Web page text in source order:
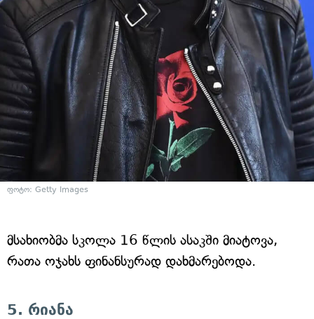
ფოტო: Getty Images
მსახიობმა სკოლა 16 წლის ასაკში მიატოვა,
რათა ოჯახს ფინანსურად დახმარებოდა.
5. რიანა